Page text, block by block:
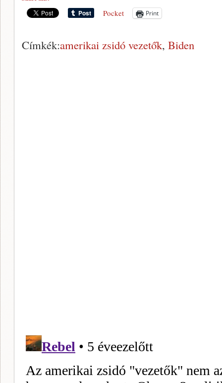
Pocket Print
Címkék:amerikai zsidó vezetők, Biden